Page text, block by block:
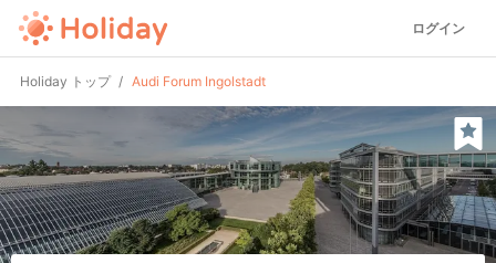
ログイン
Holiday トップ Audi Forum Ingolstadt